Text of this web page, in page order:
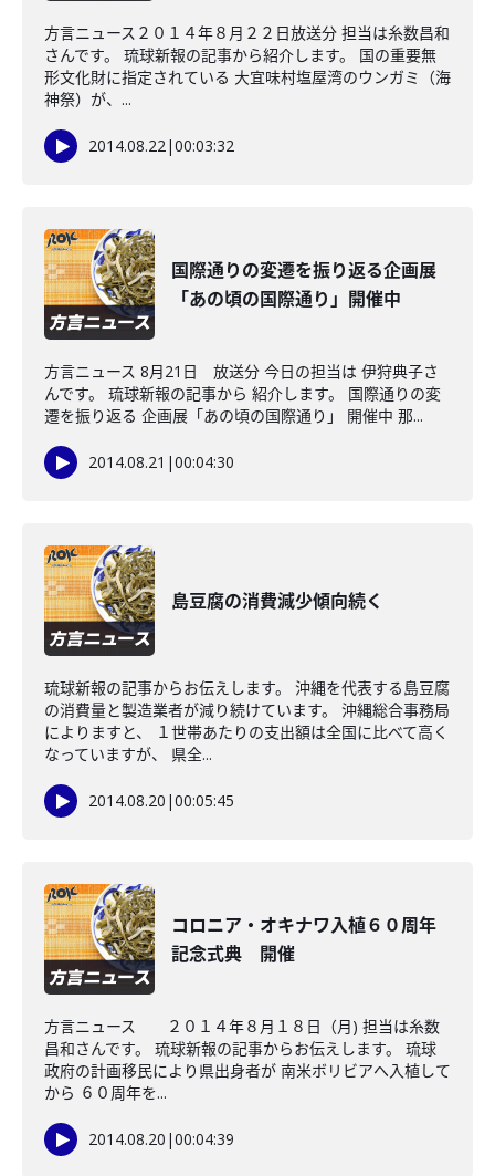
方言ニュース２０１４年８月２２日放送分 担当は糸数昌和
さんです。 琉球新報の記事から紹介します。 国の重要無
形文化財に指定されている 大宜味村塩屋湾のウンガミ（海
神祭）が、...
2014.08.22|00:03:32
国際通りの変遷を振り返る企画展
「あの頃の国際通り」開催中
方言ニュース 8月21日 放送分 今日の担当は 伊狩典子さ
んです。 琉球新報の記事から 紹介します。 国際通りの変
遷を振り返る 企画展「あの頃の国際通り」 開催中 那...
2014.08.21 |00:04:30
島豆腐の消費減少傾向続く
琉球新報の記事からお伝えします。 沖縄を代表する島豆腐
の消費量と製造業者が減り続けています。 沖縄総合事務局
によりますと、 １世帯あたりの支出額は全国に比べて高く
なっていますが、 県全...
2014.08.20 |00:05:45
コロニア・オキナワ入植６０周年
記念式典 開催
方言ニュース ２０１４年８月１８日（月) 担当は糸数
昌和さんです。 琉球新報の記事からお伝えします。 琉球
政府の計画移民により県出身者が 南米ボリビアへ入植して
から ６０周年を...
2014.08.20 |00:04:39